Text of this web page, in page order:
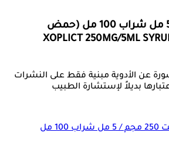
زوبليكت 250 مجم / 5 مل شراب 100 مل (حمض
XOPLICT 250MG/5ML
عن الأدوية مبنية فقط على النشرات
بديلاً لإستشارة الطبيب
100 مل